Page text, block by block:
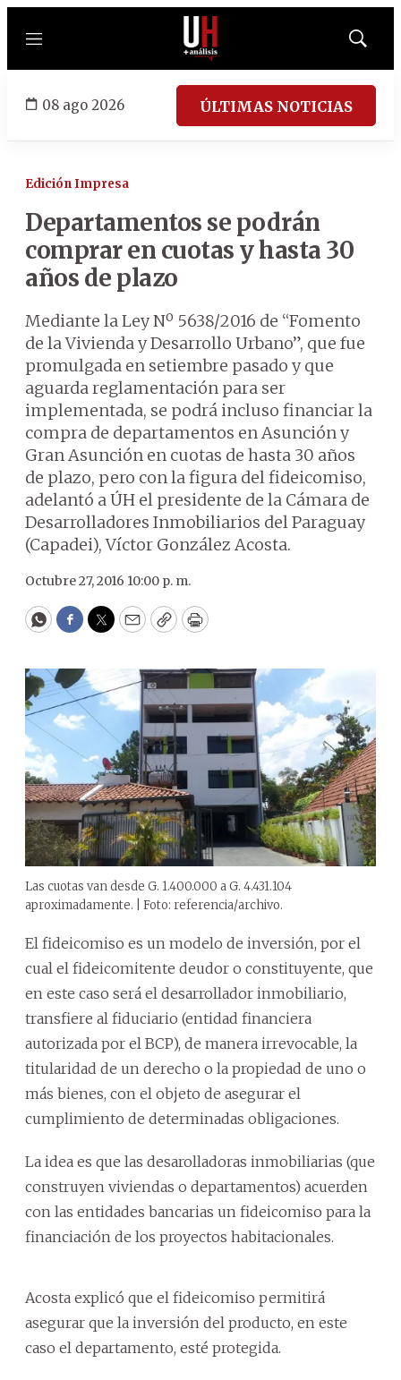
Menú
Mostrar
08 ago 2026 ÚLTIMAS NOTICIAS
Edición Impresa
Departamentos se podrán
comprar en cuotas y hasta 30
años de plazo
Mediante la Ley Nº 5638/2016 de “Fomento
de la Vivienda y Desarrollo Urbano”, que fue
promulgada en setiembre pasado y que
aguarda reglamentación para ser
implementada, se podrá incluso financiar la
compra de departamentos en Asunción y
Gran Asunción en cuotas de hasta 30 años
de plazo, pero con la figura del fideicomiso,
adelantó a ÚH el presidente de la Cámara de
Desarrolladores Inmobiliarios del Paraguay
(Capadei), Víctor González Acosta.
Octubre 27, 2016 10:00 p. m.
WhatsApp
Facebook
Twitter
EmailCopyPrint
Las cuotas van desde G. 1.400.000 a G. 4.431.104
aproximadamente. | Foto: referencia/archivo.
El fideicomiso es un modelo de inversión, por el
cual el fideicomitente deudor o constituyente, que
en este caso será el desarrollador inmobiliario,
transfiere al fiduciario (entidad financiera
autorizada por el BCP), de manera irrevocable, la
titularidad de un derecho o la propiedad de uno o
más bienes, con el objeto de asegurar el
cumplimiento de determinadas obligaciones.
La idea es que las desarolladoras inmobiliarias (que
construyen viviendas o departamentos) acuerden
con las entidades bancarias un fideicomiso para la
financiación de los proyectos habitacionales.
Acosta explicó que el fideicomiso permitirá
asegurar que la inversión del producto, en este
caso el departamento, esté protegida.